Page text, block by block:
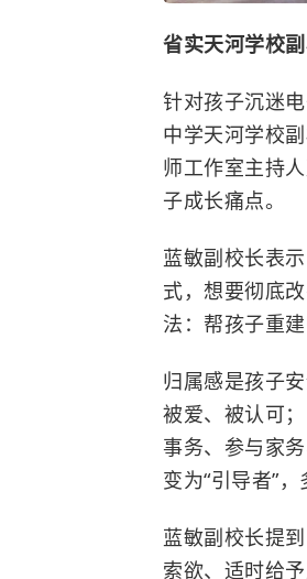
省实天河学校
针对孩子沉迷
中学天河学校
师工作室主持
子成长痛点。
蓝敏副校长表
式，想要彻底
法：帮孩子重
归属感是孩子
被爱、被认可
事务、参与家
变为“引导者”
蓝敏副校长提
索欲、适时给